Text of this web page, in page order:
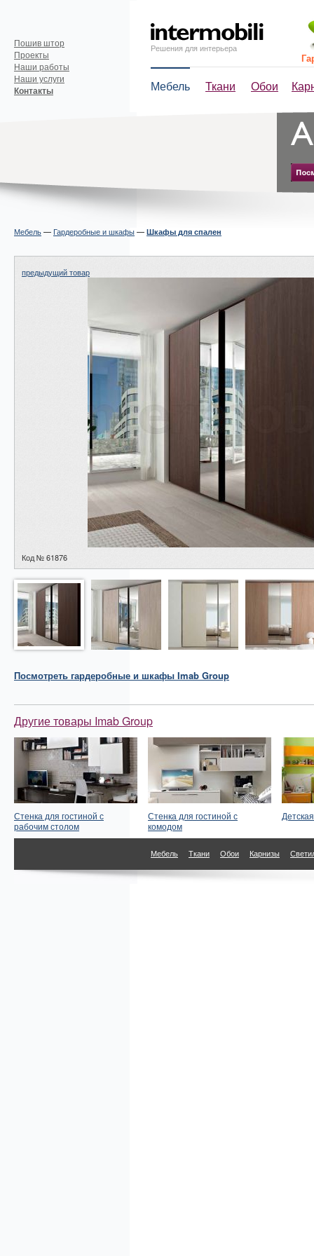
Решения для интерьера
Мебель Ткани Обои
Пошив штор
Проекты
Наши работы
Наши услуги
Контакты
Мебель— Гардеробные и шкафы— Шкафы для спален
предыдущий товар
Код № 61876
Посмотреть гардеробные и шкафы Imab Group
Другие товары Imab Group
Стенка для гостиной с
рабочим столом
Стенка для гостиной с
комодом
Мебель Ткани Обои Карнизы